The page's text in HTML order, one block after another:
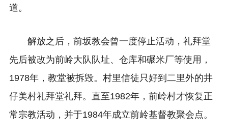
道。
解放之后，前坂教会曾一度停止活动，礼拜堂
先后被改为前岭大队队址、仓库和碾米厂等使用，
1978年，教堂被拆毁。村里信徒只好到二里外的井
仔美村礼拜堂礼拜。直至1982年，前岭村才恢复正
常宗教活动，并于1984年成立前岭基督教聚会点。